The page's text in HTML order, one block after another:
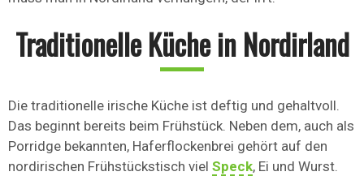
Traditionelle Küche in Nordirland
Die traditionelle irische Küche ist deftig und gehaltvoll.
Das beginnt bereits beim Frühstück. Neben dem, auch als
Porridge bekannten, Haferflockenbrei gehört auf den
nordirischen Frühstückstisch viel Speck, Ei und Wurst.